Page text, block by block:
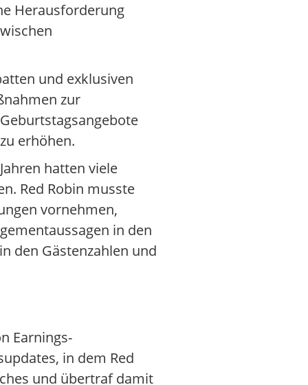
Herausforderung
und exklusiven
zur
erhöhen.
hatten viele
Red Robin musste
vornehmen,
in den
den Gästenzahlen und
Earnings-
in dem Red
und übertraf damit